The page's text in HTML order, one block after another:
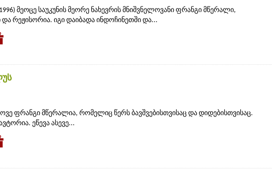
მეოცე საუკუნის მეორე ნახევრის მნიშვნელოვანი ფრანგი მწერალი,
რეჟისორია. იგი დაიბადა ინდოჩინეთში და...
ფრანგი მწერალია, რომელიც წერს ბავშვებისთვისაც და დიდებისთვისაც.
ეწევა ასევე...